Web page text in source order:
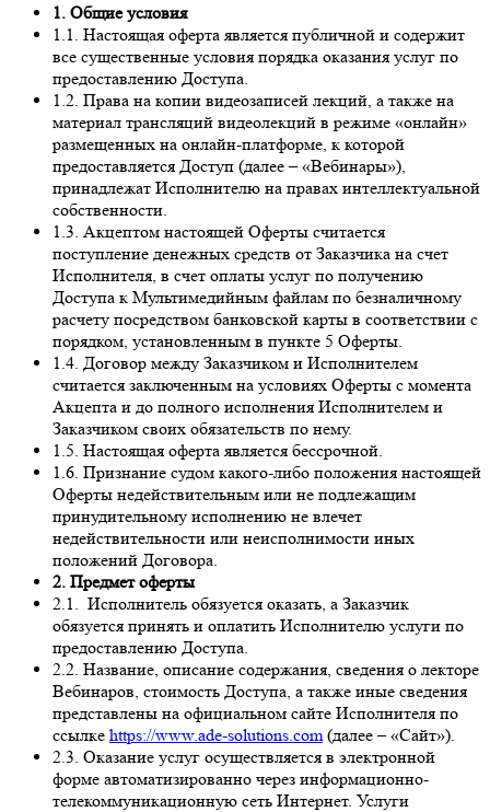
1. Общие условия
1.1. Настоящая оферта является публичной и содержит
все существенные условия порядка оказания услуг по
предоставлению Доступа.
1.2. Права на копии видеозаписей лекций, а также на
материал трансляций видеолекций в режиме «онлайн»
размещенных на онлайн-платформе, к которой
предоставляется Доступ (далее – «Вебинары»),
принадлежат Исполнителю на правах интеллектуальной
собственности.
1.3. Акцептом настоящей Оферты считается
поступление денежных средств от Заказчика на счет
Исполнителя, в счет оплаты услуг по получению
Доступа к Мультимедийным файлам по безналичному
расчету посредством банковской карты в соответствии с
порядком, установленным в пункте 5 Оферты.
1.4. Договор между Заказчиком и Исполнителем
считается заключенным на условиях Оферты с момента
Акцепта и до полного исполнения Исполнителем и
Заказчиком своих обязательств по нему.
1.5. Настоящая оферта является бессрочной.
1.6. Признание судом какого-либо положения настоящей
Оферты недействительным или не подлежащим
принудительному исполнению не влечет
недействительности или неисполнимости иных
положений Договора.
2. Предмет оферты
2.1. Исполнитель обязуется оказать, а Заказчик
обязуется принять и оплатить Исполнителю услуги по
предоставлению Доступа.
2.2. Название, описание содержания, сведения о лекторе
Вебинаров, стоимость Доступа, а также иные сведения
представлены на официальном сайте Исполнителя по
ссылке https://www.ade-solutions.com(далее – «Сайт»).
2.3. Оказание услуг осуществляется в электронной
форме автоматизированно через информационно-
телекоммуникационную сеть Интернет. Услуги